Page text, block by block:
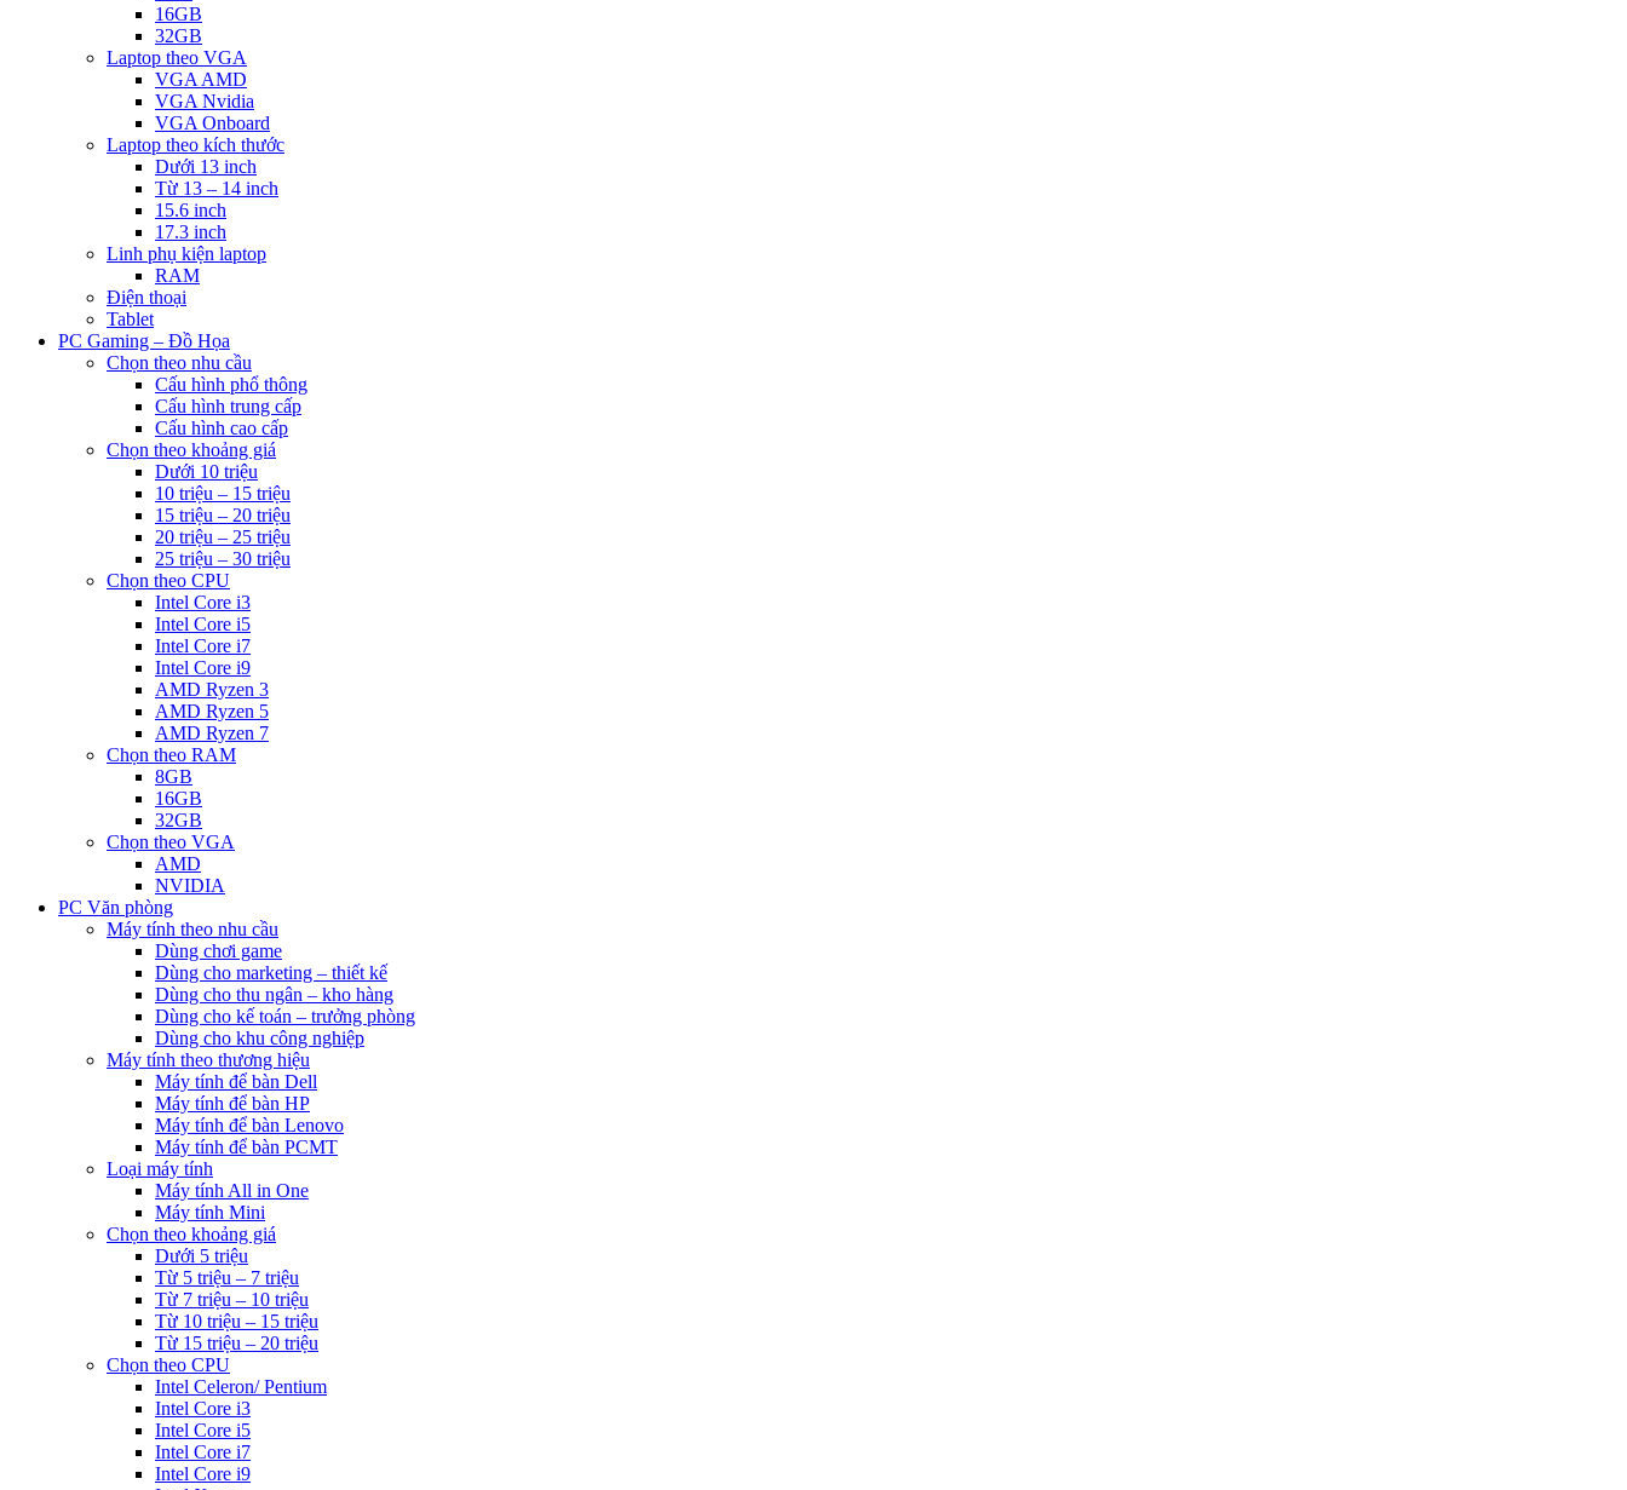
16GB
32GB
Laptop theo VGA
VGA AMD
VGA Nvidia
VGA Onboard
Laptop theo kích thước
Dưới 13 inch
Từ 13 – 14 inch
15.6 inch
17.3 inch
Linh phụ kiện laptop
RAM
Điện thoại
Tablet
PC Gaming – Đồ Họa
Chọn theo nhu cầu
Cấu hình phổ thông
Cấu hình trung cấp
Cấu hình cao cấp
Chọn theo khoảng giá
Dưới 10 triệu
10 triệu – 15 triệu
15 triệu – 20 triệu
20 triệu – 25 triệu
25 triệu – 30 triệu
Chọn theo CPU
Intel Core i3
Intel Core i5
Intel Core i7
Intel Core i9
AMD Ryzen 3
AMD Ryzen 5
AMD Ryzen 7
Chọn theo RAM
8GB
16GB
32GB
Chọn theo VGA
AMD
NVIDIA
PC Văn phòng
Máy tính theo nhu cầu
Dùng chơi game
Dùng cho marketing – thiết kế
Dùng cho thu ngân – kho hàng
Dùng cho kế toán – trưởng phòng
Dùng cho khu công nghiệp
Máy tính theo thương hiệu
Máy tính để bàn Dell
Máy tính để bàn HP
Máy tính để bàn Lenovo
Máy tính để bàn PCMT
Loại máy tính
Máy tính All in One
Máy tính Mini
Chọn theo khoảng giá
Dưới 5 triệu
Từ 5 triệu – 7 triệu
Từ 7 triệu – 10 triệu
Từ 10 triệu – 15 triệu
Từ 15 triệu – 20 triệu
Chọn theo CPU
Intel Celeron/ Pentium
Intel Core i3
Intel Core i5
Intel Core i7
Intel Core i9